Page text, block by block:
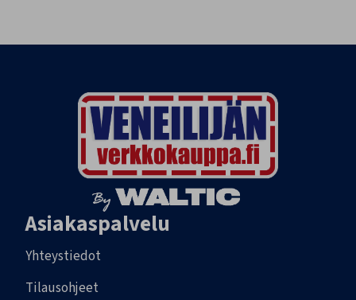
Asiakaspalvelu
Yhteystiedot
Tilausohjeet